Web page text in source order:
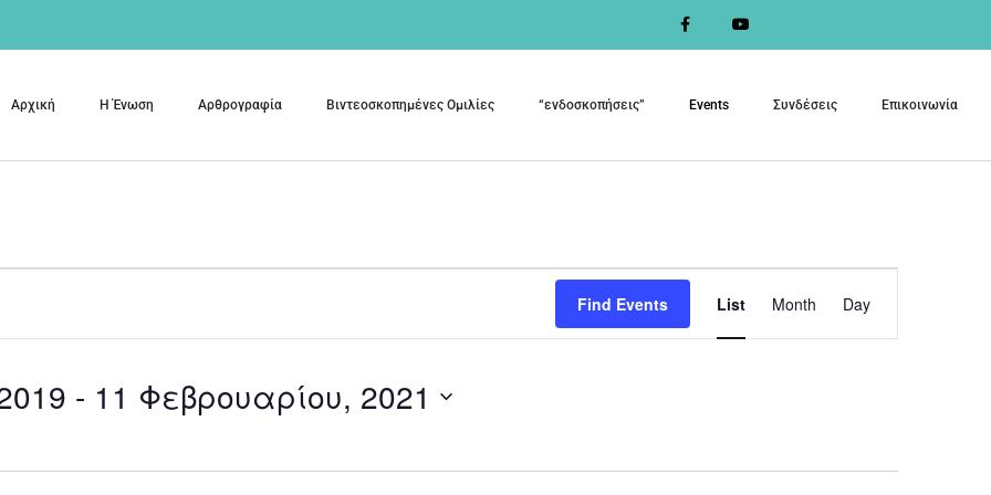
Αρχική Η Ένωση Αρθρογραφία Βιντεοσκοπημένες Ομιλίες “ενδοσκοπήσεις” Events Συνδέσεις Επικοινωνία
Find Events
Views
List Month Day
- 11 Φεβρουαρίου, 2021